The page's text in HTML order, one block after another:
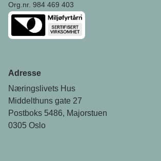
Org.nr. 984 469 403
Adresse
Næringslivets Hus
Middelthuns gate 27
Postboks 5486, Majorstuen
0305 Oslo